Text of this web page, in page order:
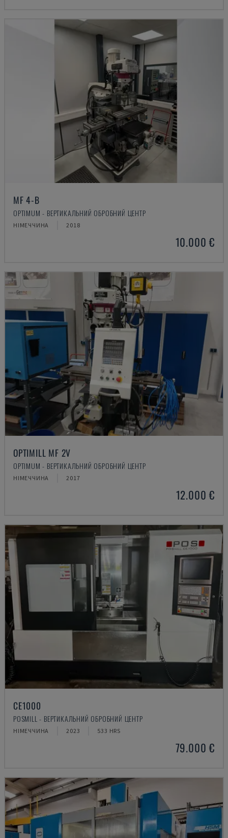
MF 4-B
OPTIMUM - ВЕРТИКАЛЬНИЙ ОБРОБНИЙ ЦЕНТР
НІМЕЧЧИНА 2018
10.000 €
OPTIMILL MF 2V
OPTIMUM - ВЕРТИКАЛЬНИЙ ОБРОБНИЙ ЦЕНТР
НІМЕЧЧИНА 2017
12.000 €
CE1000
POSMILL - ВЕРТИКАЛЬНИЙ ОБРОБНИЙ ЦЕНТР
НІМЕЧЧИНА 2023 533 HRS
79.000 €